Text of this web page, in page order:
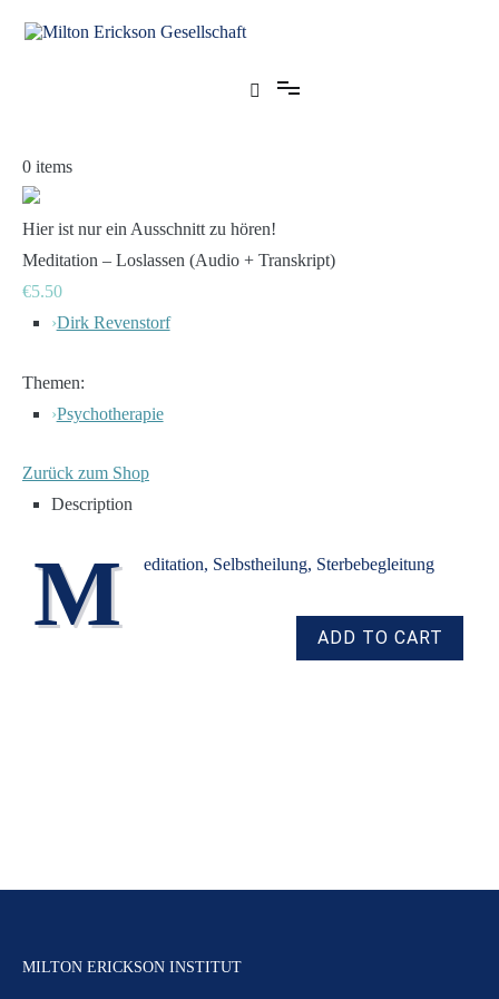
Inhalt
0 items
Hier ist nur ein Ausschnitt zu hören!
Meditation – Loslassen (Audio + Transkript)
€5.50
›Dirk Revenstorf
Themen:
›Psychotherapie
Zurück zum Shop
Description
M editation, Selbstheilung, Sterbebegleitung
MILTON ERICKSON INSTITUT